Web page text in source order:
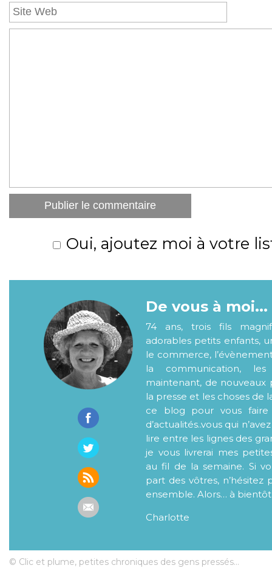
Oui, ajoutez moi à votre
De vous à moi...
74 ans, trois fils
adorables petits enfants,
le commerce,
la communication,
maintenant, de nouveaux
la presse et les choses de
ce blog pour vous faire
d’actualités..vous qui
lire entre les lignes des
je vous livrerai mes
au fil de la semaine. Si
part des vôtres, n’hésitez
ensemble. Alors… à bientôt
Charlotte
© Clic et plume, petites chroniques des gens pressés...